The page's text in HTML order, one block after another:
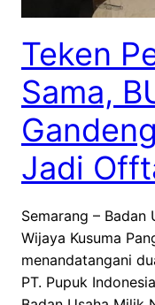
Teken
Sama,
Jadi
Semarang – Badan
Wijaya Kusuma
menandatangani
PT. Pupuk